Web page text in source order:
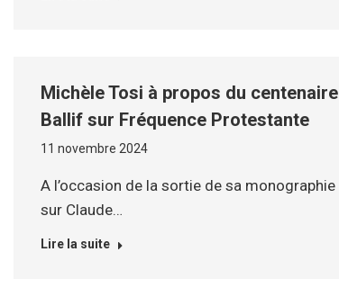
Michèle Tosi à propos du centenaire
Ballif sur Fréquence Protestante
11 novembre 2024
A l’occasion de la sortie de sa monographie
sur Claude…
Lire la suite